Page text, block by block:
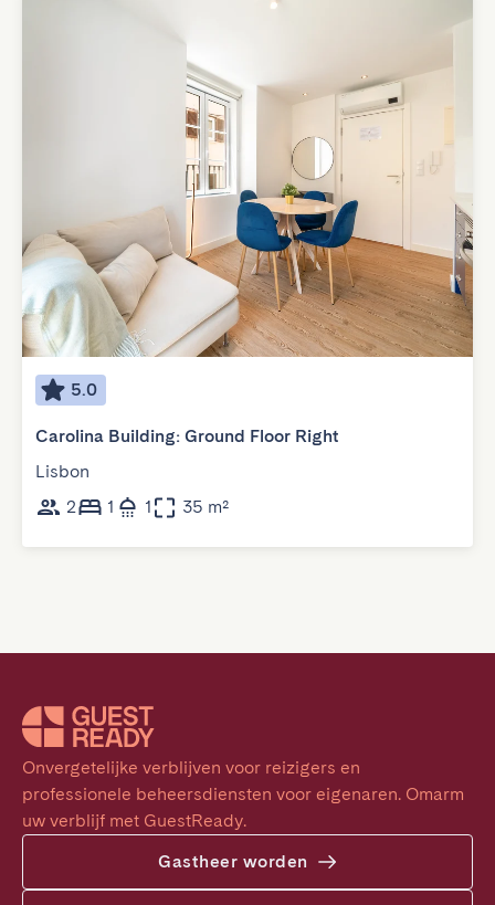
5.0
Carolina Building: Ground Floor Right
Lisbon
2
1 1 35 m²
Onvergetelijke verblijven voor reizigers en
professionele beheersdiensten voor eigenaren. Omarm
uw verblijf met GuestReady.
Gastheer worden